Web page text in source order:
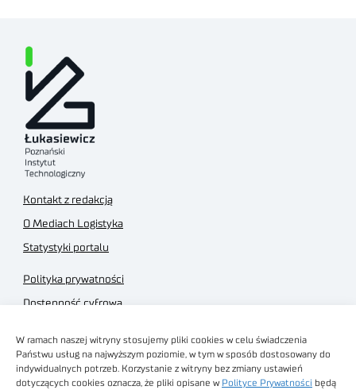
W ramach naszej witryny stosujemy pliki cookies w celu świadczenia
Państwu usług na najwyższym poziomie, w tym w sposób dostosowany do
indywidualnych potrzeb. Korzystanie z witryny bez zmiany ustawień
dotyczących cookies oznacza, że pliki opisane w Polityce Prywatności będą
Kontakt z redakcją
O Mediach Logistyka
Statystyki portalu
Polityka prywatności
Dostępność cyfrowa
Regulamin sklepu